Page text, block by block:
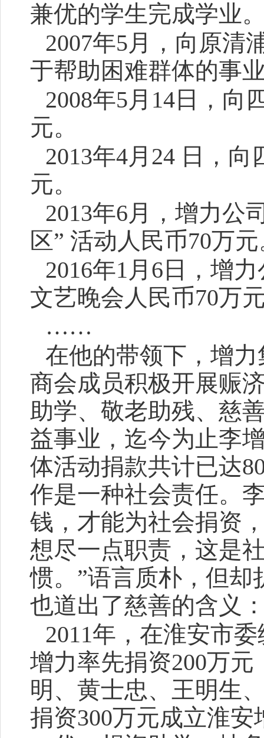
兼优的学生完成学业
2007年5月，向原清
于帮助困难群体的事
2008年5月14日，向
元。
2013年4月24 日，
元。
2013年6月，增力公
区” 活动人民币70万
2016年1月6日，增
文艺晚会人民币70万
……
在他的带领下，增
商会成员积极开展赈
助学、敬老助残、慈
益事业，迄今为止李
体活动捐款共计已达
作是一种社会责任。
钱，才能为社会捐资
想尽一点职责，这是
惯。”语言质朴，但
也道出了慈善的含义
2011年，在淮安市
增力率先捐资200万
明、黄士忠、王明生
捐资300万元成立淮